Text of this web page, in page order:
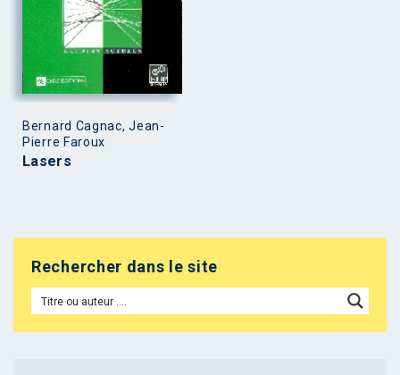
Bernard Cagnac, Jean-
Pierre Faroux
Lasers
Rechercher dans le site